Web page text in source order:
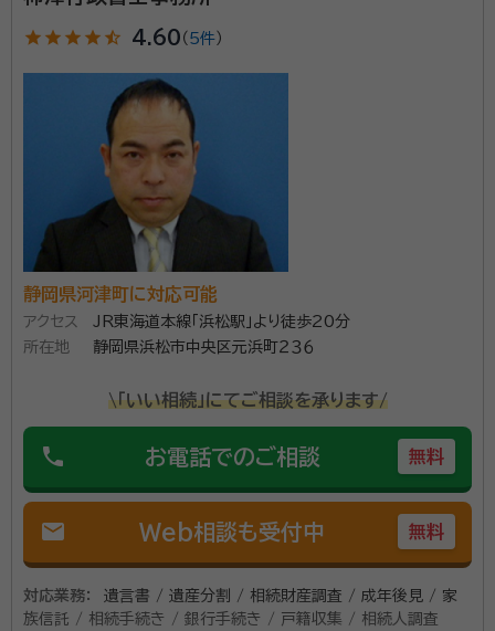
star star star star star_half 4.60 （ 5件 ）
静岡県河津町に対応可能
アクセス
JR東海道本線「浜松駅」より徒歩20分
所在地
静岡県浜松市中央区元浜町２３６
\「いい相続」にてご相談を承ります/
phone お電話でのご相談 無料
mail Web相談も受付中 無料
対応業務：
遺言書 / 遺産分割 / 相続財産調査 / 成年後見 / 家
族信託 / 相続手続き / 銀行手続き / 戸籍収集 / 相続人調査